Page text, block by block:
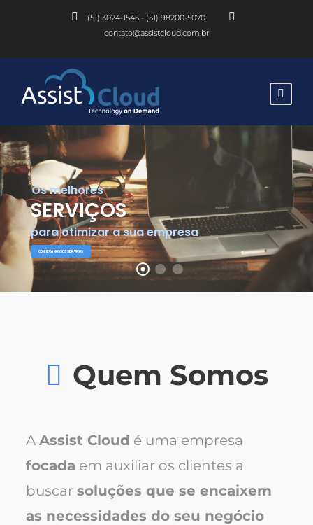
(51) 3024-1545 - (51) 98200-5070
contato@assistcloud.com.br
SERVIÇOS
para otimizar a sua empresa
CONHEÇA NOSSOS SERVIÇOS
Os melhores
Quem Somos
A Assist Cloud é uma empresa
focada em auxiliar os clientes a
buscar soluções que se encaixem
as necessidades do seu negócio